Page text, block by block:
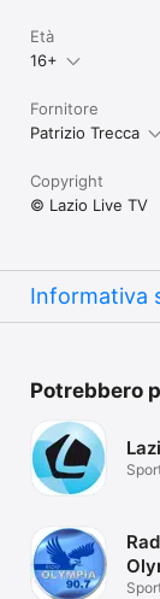
Età
16+
Fornitore
Patrizio Trecca
Copyright
© Lazio Live TV
Informativa
Potrebbero